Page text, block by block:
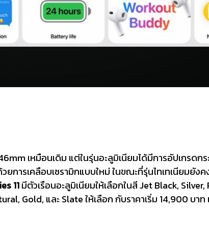
เหมือนเดิม แต่ในรุ่นอะลูมิเนียมได้มีการอัปเกรดกร
การเคลือบเซรามิกแบบใหม่ ในขณะที่รุ่นไทเทเนียมยังค
11มีตัวเรือนอะลูมิเนียมให้เลือกในสี Jet Black, Silver,
Gold, และ Slate ให้เลือก กับราคาเริ่ม 14,900 บาท